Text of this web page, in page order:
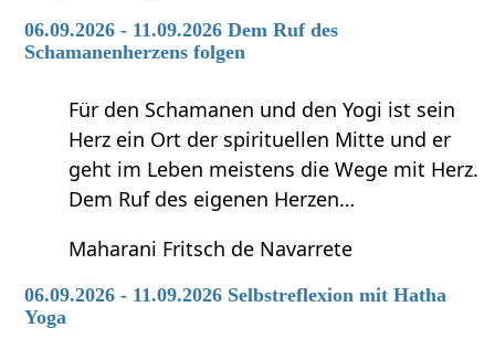
06.09.2026 - 11.09.2026 Dem Ruf des
Schamanenherzens folgen
Für den Schamanen und den Yogi ist sein
Herz ein Ort der spirituellen Mitte und er
geht im Leben meistens die Wege mit Herz.
Dem Ruf des eigenen Herzen…
Maharani Fritsch de Navarrete
06.09.2026 - 11.09.2026 Selbstreflexion mit Hatha
Yoga